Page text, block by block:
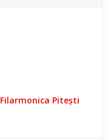
Pitești